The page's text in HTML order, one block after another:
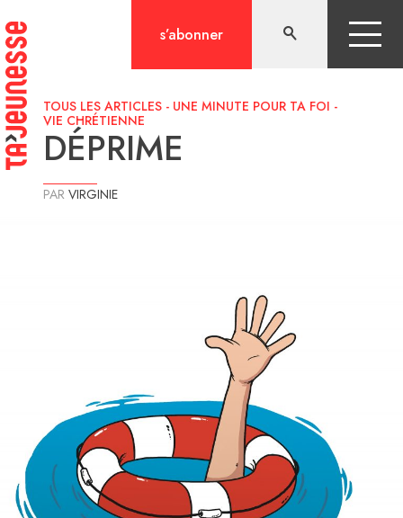
au
contenu
s’abonner
TOUS LES ARTICLES - UNE MINUTE POUR TA FOI -
VIE CHRÉTIENNE
DÉPRIME
PAR VIRGINIE